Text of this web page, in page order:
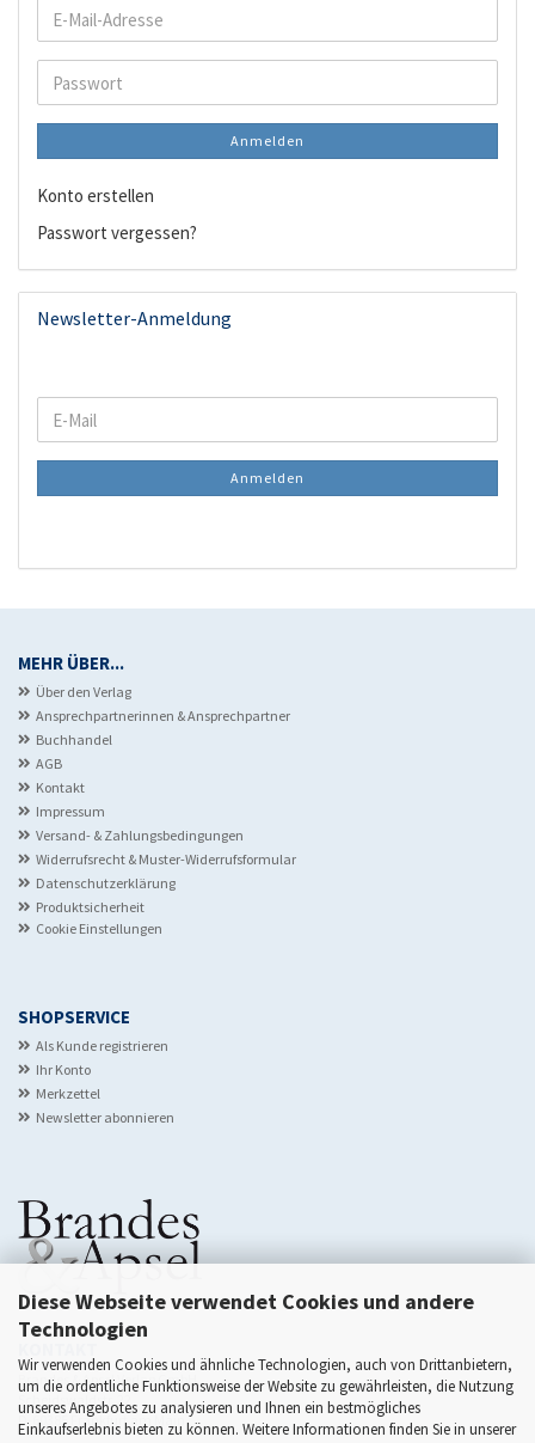
Diese Webseite verwendet Cookies und andere
Technologien
Wir verwenden Cookies und ähnliche Technologien, auch von Drittanbietern,
um die ordentliche Funktionsweise der Website zu gewährleisten, die Nutzung
unseres Angebotes zu analysieren und Ihnen ein bestmögliches
Einkaufserlebnis bieten zu können. Weitere Informationen finden Sie in unserer
E-
Mail-
Passwort
Anmelden
Konto erstellen
Passwort vergessen?
Newsletter-Anmeldung
WEITER
ZUR
NEWSLETTER-
E-
Mail
Anmelden
MEHR ÜBER...
Über den Verlag
Ansprechpartnerinnen & Ansprechpartner
Buchhandel
AGB
Kontakt
Impressum
Versand- & Zahlungsbedingungen
Widerrufsrecht & Muster-Widerrufsformular
Datenschutzerklärung
Produktsicherheit
Cookie Einstellungen
SHOPSERVICE
Als Kunde registrieren
Ihr Konto
Merkzettel
Newsletter abonnieren
Brandes & Apsel Verlag GmbH
Scheidswaldstr. 22
D-60385 Frankfurt am Main